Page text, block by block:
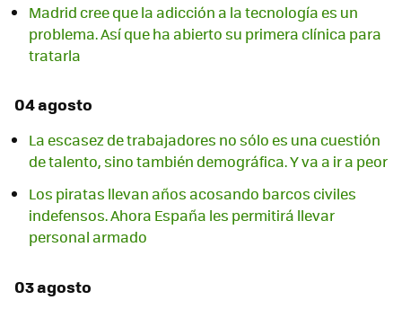
Madrid cree que la adicción a la tecnología es un
problema. Así que ha abierto su primera clínica para
tratarla
04 agosto
La escasez de trabajadores no sólo es una cuestión
de talento, sino también demográfica. Y va a ir a peor
Los piratas llevan años acosando barcos civiles
indefensos. Ahora España les permitirá llevar
personal armado
03 agosto